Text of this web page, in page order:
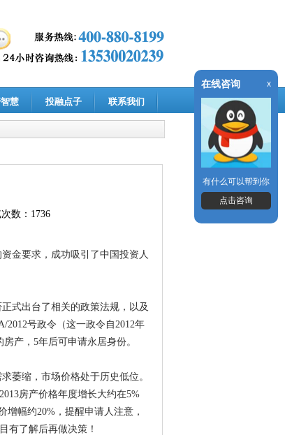
慧 投融点子 联系我们
数：1736
金要求，成功吸引了中国投资人
式出台了相关的政策法规，以及
2012号政令（这一政令自2012年
产，5年后可申请永居身份。
缩，市场价格处于历史低位。
房产价格年度增长大约在5%
幅约20%，提醒申请人注意，
有了解后再做决策！
在线咨询 x
有什么可以帮到你
点击咨询